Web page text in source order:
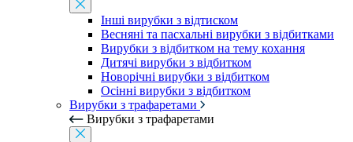
Інші вирубки з відтиском
Весняні та пасхальні вирубки з відбитками
Вирубки з відбитком на тему кохання
Дитячі вирубки з відбитком
Новорічні вирубки з відбитком
Осінні вирубки з відбитком
Вирубки з трафаретами
Вирубки з трафаретами